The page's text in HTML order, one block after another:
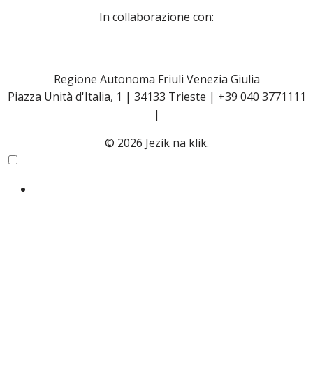
In collaborazione con:
Regione Autonoma Friuli Venezia Giulia
Piazza Unità d'Italia, 1 | 34133 Trieste | +39 040 3771111
|
© 2026 Jezik na klik.